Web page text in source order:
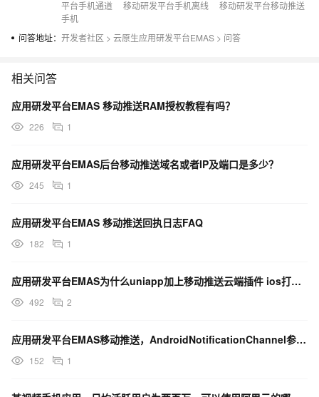
平台手机通道
移动研发平台手机离线
移动研发平台移动推送
手机
问答地址： 开发者社区 > 云原生应用研发平台EMAS > 问答
相关问答
应用研发平台EMAS 移动推送RAM授权教程有吗？
226 1
应用研发平台EMAS后台移动推送域名或者IP及端口是多少？
245 1
应用研发平台EMAS 移动推送回执日志FAQ
182 1
应用研发平台EMAS为什么uniapp加上移动推送云端插件 ios打包就报错 ？
492 2
应用研发平台EMAS移动推送，AndroidNotificationChannel参数是干嘛用的呀？
152 1